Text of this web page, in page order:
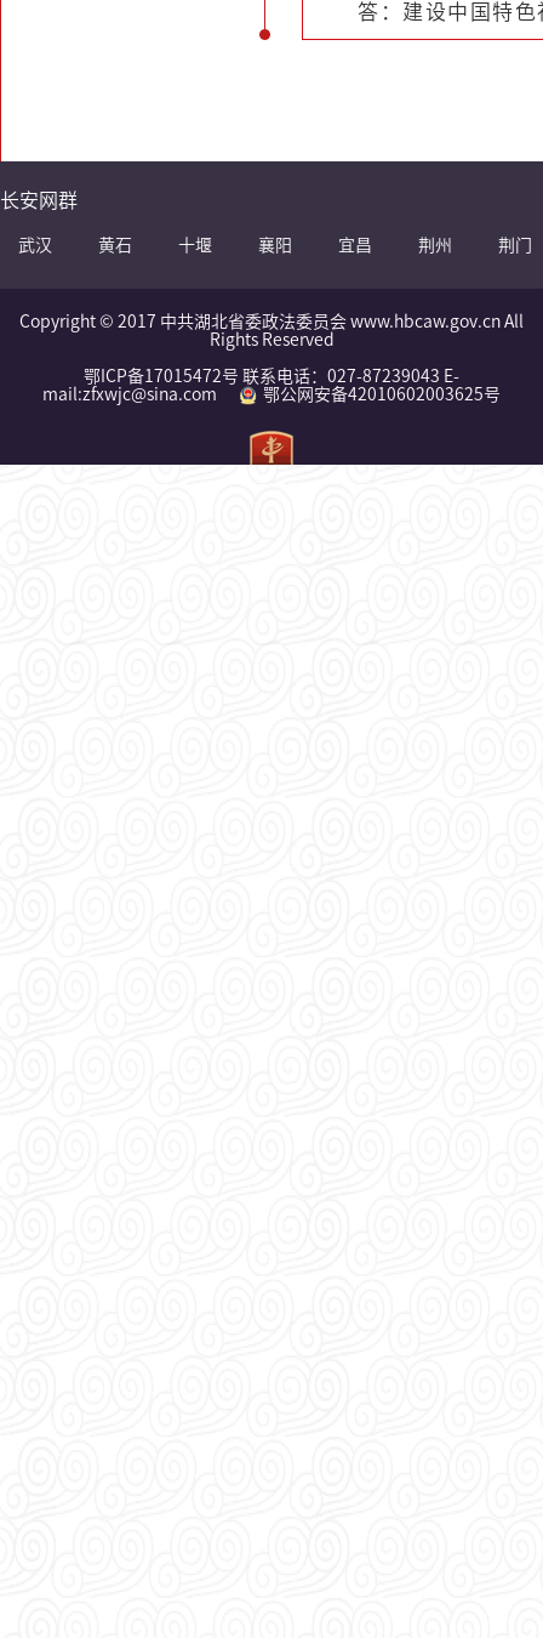
答 ：建设中国特
长安网群
武汉 黄石 十堰 襄阳 宜昌 荆州 荆门
Copyright © 2017 中共湖北省委政法委员会 www.hbcaw.gov.cn All
Rights Reserved
鄂ICP备17015472号 联系电话：027-87239043 E-
mail:zfxwjc@sina.com
鄂公网安备42010602003625号